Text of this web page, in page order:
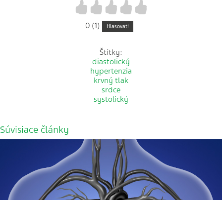
4
3
2
1
0 (1) Hlasovat!
Štítky:
diastolický
hypertenzia
krvný tlak
srdce
systolický
Súvisiace články